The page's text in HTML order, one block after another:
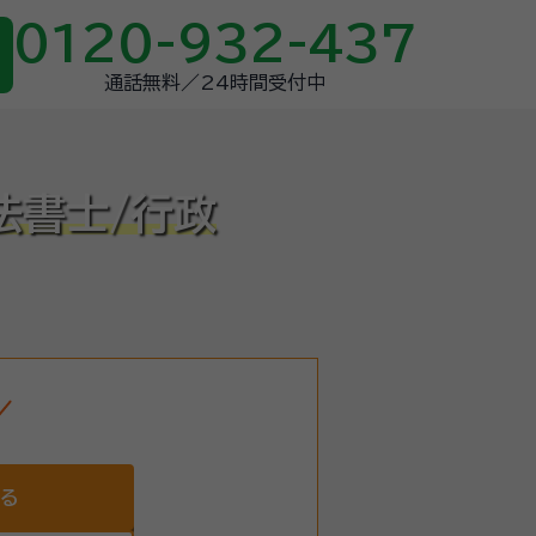
0120-932-437
通話無料／24時間受付中
書士/行政